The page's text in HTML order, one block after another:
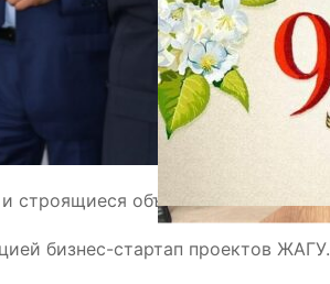
строящиеся объекты ЖАГУ.
бизнес-стартап проектов ЖАГУ.